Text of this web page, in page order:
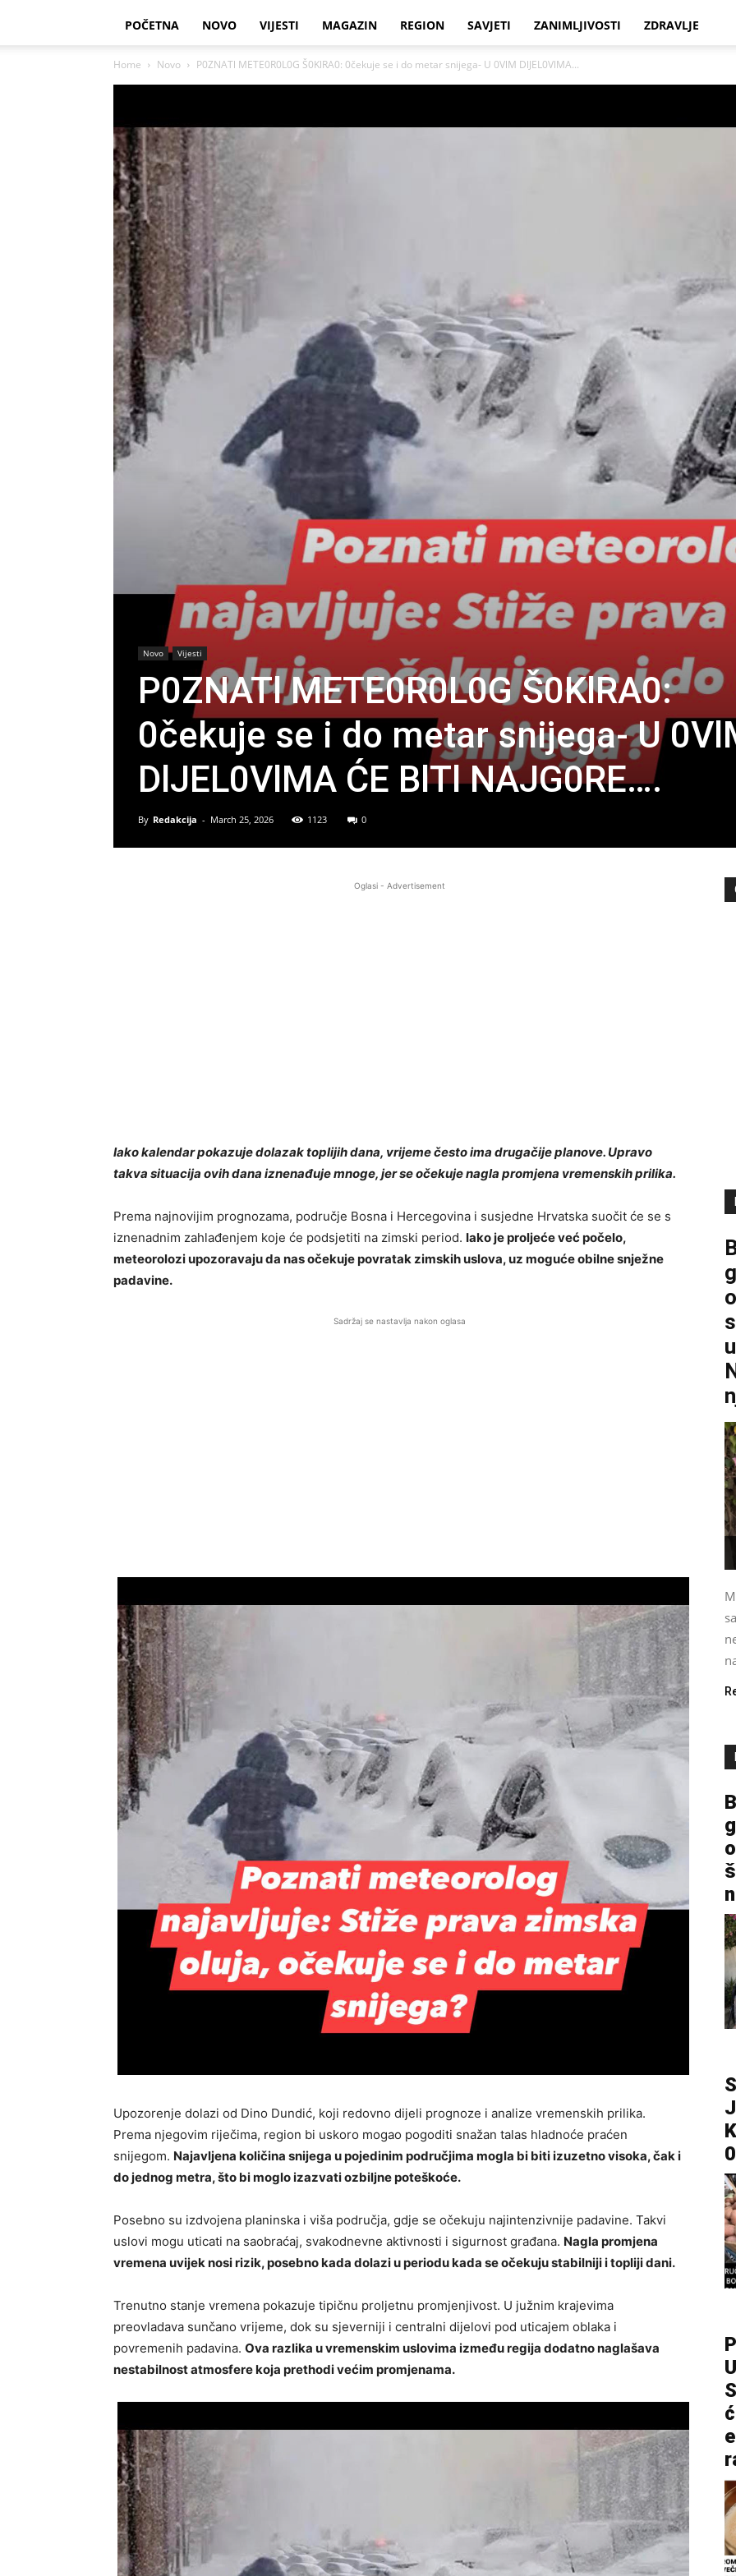
POČETNA NOVO VIJESTI MAGAZIN REGION SAVJETI ZANIMLJIVOSTI ZDRAVLJE
Home Novo P0ZNATl METE0R0L0G Š0KlRA0: 0čekuje se i do metar snijega- U 0VlM DlJEL0VlMA...
Novo Vijesti
P0ZNATl METE0R0L0G Š0KlRA0:
0čekuje se i do metar snijega- U
DlJEL0VlMA ĆE BlTl NAJG0RE….
By Redakcija - March 25, 2026 1123 0
Oglasi - Advertisement
Iako kalendar pokazuje dolazak toplijih dana, vrijeme često ima drugačije planove. Upravo
takva situacija ovih dana iznenađuje mnoge, jer se očekuje nagla promjena vremenskih prilika.
Prema najnovijim prognozama, područje Bosna i Hercegovina i susjedne Hrvatska suočit će se s
iznenadnim zahlađenjem koje će podsjetiti na zimski period. Iako je proljeće već počelo,
meteorolozi upozoravaju da nas očekuje povratak zimskih uslova, uz moguće obilne snježne
padavine.
Sadržaj se nastavlja nakon oglasa
Upozorenje dolazi od Dino Dundić, koji redovno dijeli prognoze i analize vremenskih prilika.
Prema njegovim riječima, region bi uskoro mogao pogoditi snažan talas hladnoće praćen
snijegom. Najavljena količina snijega u pojedinim područjima mogla bi biti izuzetno visoka, čak i
do jednog metra, što bi moglo izazvati ozbiljne poteškoće.
Posebno su izdvojena planinska i viša područja, gdje se očekuju najintenzivnije padavine. Takvi
uslovi mogu uticati na saobraćaj, svakodnevne aktivnosti i sigurnost građana. Nagla promjena
vremena uvijek nosi rizik, posebno kada dolazi u periodu kada se očekuju stabilniji i topliji dani.
Trenutno stanje vremena pokazuje tipičnu proljetnu promjenjivost. U južnim krajevima
preovladava sunčano vrijeme, dok su sjeverniji i centralni dijelovi pod uticajem oblaka i
povremenih padavina. Ova razlika u vremenskim uslovima između regija dodatno naglašava
nestabilnost atmosfere koja prethodi većim promjenama.